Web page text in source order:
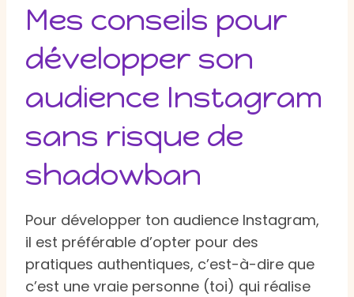
Mes conseils pour
développer son
audience Instagram
sans risque de
shadowban
Pour développer ton audience Instagram,
il est préférable d’opter pour des
pratiques authentiques, c’est-à-dire que
c’est une vraie personne (toi) qui réalise